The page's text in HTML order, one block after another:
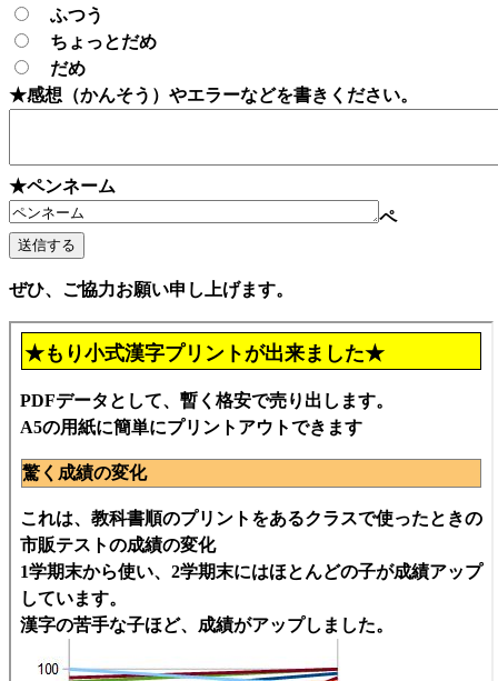
ふつう
ちょっとだめ
だめ
★感想（かんそう）やエラーなどを書きください。
★ペンネーム
ペ
ぜひ、ご協力お願い申し上げます。